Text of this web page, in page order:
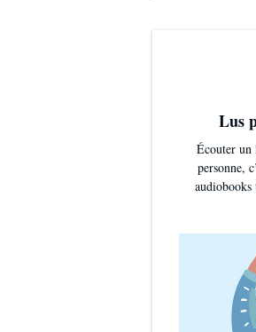
Lus
Écouter un
personne,